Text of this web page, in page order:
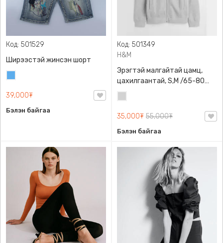
Код: 501529
Ширээстэй жинсэн шорт
39,000₮
Бэлэн байгаа
Код: 501349
H&M
Эрэгтэй малгайтай цамц,
цахилгаантай, S,M /65-80
кг/, H&M, 0852614006,
Даавуу
35,000₮ 55,000₮
Бэлэн байгаа